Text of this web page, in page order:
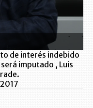
de interés indebido
imputado , Luis